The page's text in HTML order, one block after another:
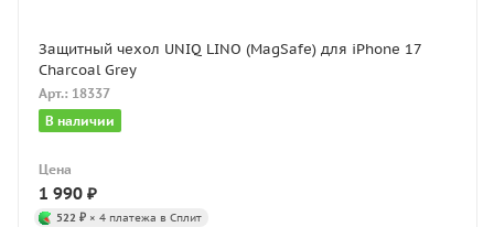
Защитный чехол UNIQ LINO (MagSafe) для iPhone 17
Charcoal Grey
Арт.: 18337
В наличии
Цена
1 990 ₽
522 ₽ × 4 платежа в Сплит